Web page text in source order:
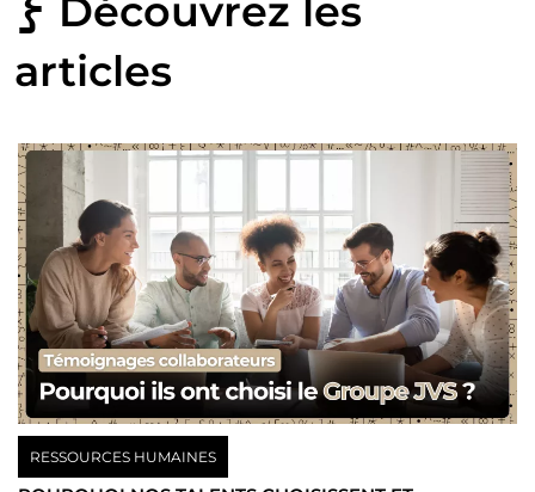
Découvrez les
articles
RESSOURCES HUMAINES